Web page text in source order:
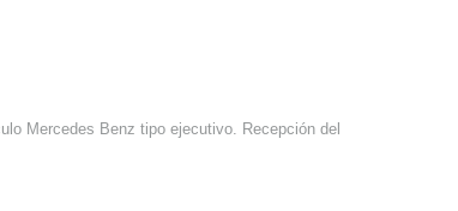
Mercedes Benz tipo ejecutivo. Recepción del